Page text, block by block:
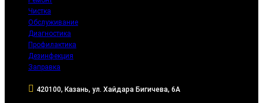
Чистка
Обслуживание
Диагностика
Профилактика
Дезинфекция
Заправка
420100, Казань, ул. Хайдара Бигичева, 6А